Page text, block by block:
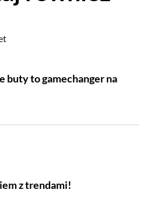
buty to gamechanger na
z trendami!